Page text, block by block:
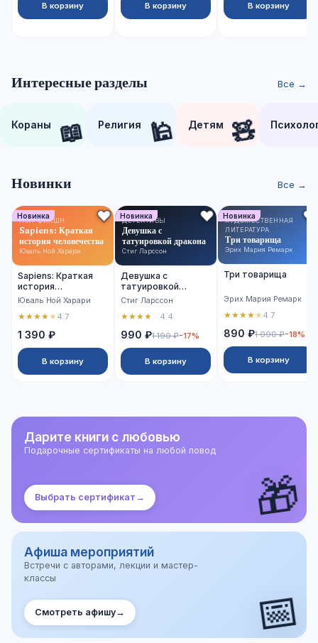
В корзину В корзину В корзину
Интересные разделы Все →
Кораны 📖 Религия 🕌 Детям 🧸
Новинки Все →
Новинка
НОН-ФИКШН
Sapiens: Краткая
история человечества
Юваль Ной Харари
Sapiens: Краткая
история
человечества
Юваль Ной Харари
★★★★★4.7
1 390 ₽
В корзину
Новинка
ДЕТЕКТИВЫ
Девушка с
татуировкой дракона
Стиг Ларссон
Девушка с
татуировкой
дракона
Стиг Ларссон
★★★★ 4.4
990 ₽1 190 ₽-17%
В корзину
Новинка
ХУДОЖЕСТВЕННАЯ
ЛИТЕРАТУРА
Три товарища
Эрих Мария Ремарк
Три товарища
Эрих Мария Ремарк
★★★★★4.7
890 ₽1 090 ₽-18%
В корзину
Дарите книги с любовью
Подарочные сертификаты на любой повод
Выбрать сертификат → 🎁
Афиша мероприятий
Встречи с авторами, лекции и мастер-
классы
Смотреть афишу→ 📅